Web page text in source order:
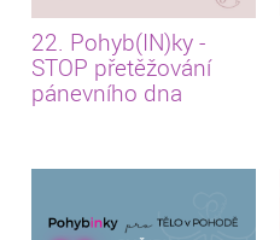
22. Pohyb(IN)ky -
STOP přetěžování
pánevního dna